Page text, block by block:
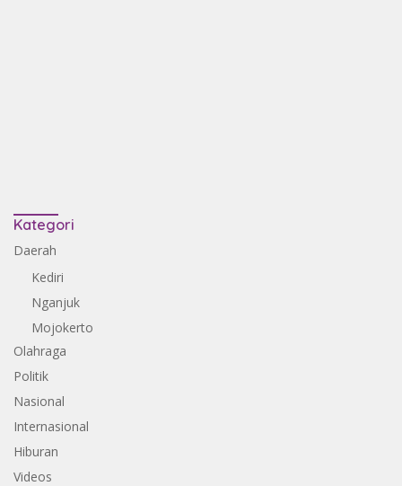
Kategori
Daerah
Kediri
Nganjuk
Mojokerto
Olahraga
Politik
Nasional
Internasional
Hiburan
Videos